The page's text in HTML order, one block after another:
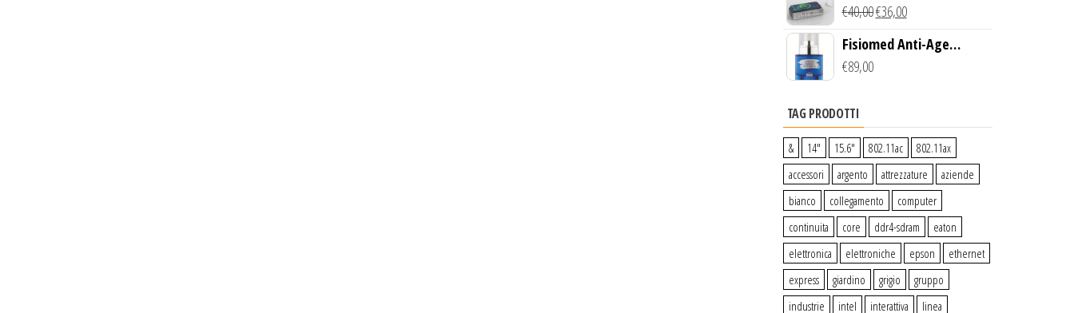
con Caricabatterie
Wireless Qi
€40,00€36,00
Fisiomed Anti-Age
Defense Face Serum
€89,00
TAG PRODOTTI
& 14″ 15.6″ 802.11ac
802.11ax
accessori
argento attrezzature
aziende
bianco
collegamento
computer
continuita
core ddr4-sdram
eaton
elettronica
elettroniche epson
ethernet
express
giardino grigio
gruppo
industrie
intel interattiva linea